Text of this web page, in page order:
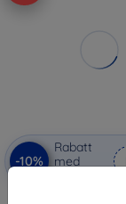
-10%
Rabatt
med